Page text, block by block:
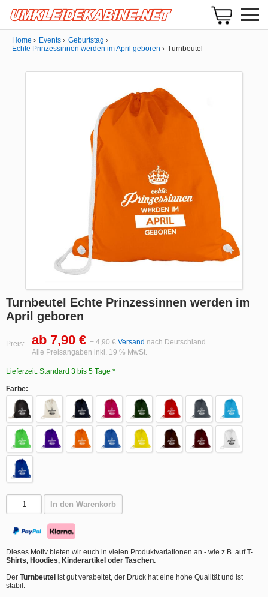
Home Events
Geburtstag
Echte Prinzessinnen werden im April geboren
Turnbeutel
Turnbeutel Echte Prinzessinnen werden im
April geboren
Preis: ab 7,90 € + 4,90 € Versand nach Deutschland
Alle Preisangaben inkl. 19 % MwSt.
Lieferzeit: Standard 3 bis 5 Tage *
Farbe:
In den Warenkorb
Dieses Motiv bieten wir euch in vielen Produktvariationen an - wie z.B. aufT-
Shirts, Hoodies, Kinderartikel oder Taschen.
Der Turnbeutel ist gut verabeitet, der Druck hat eine hohe Qualität und ist
stabil.